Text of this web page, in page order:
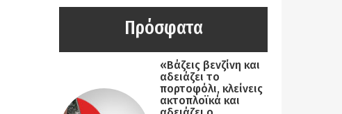
Πρόσφατα
«Βάζεις βενζίνη και
αδειάζει το
πορτοφόλι, κλείνεις
ακτοπλοϊκά και